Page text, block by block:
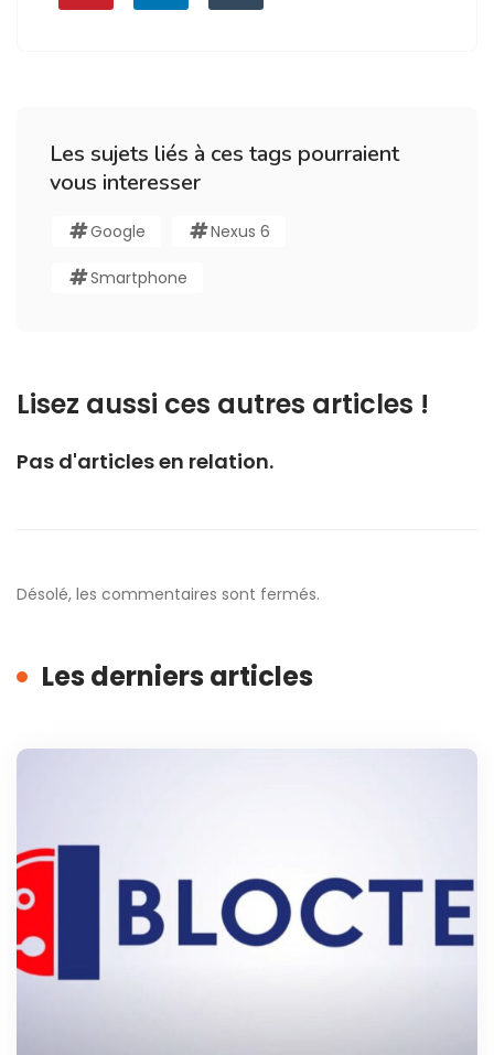
Les sujets liés à ces tags pourraient
vous interesser
Google Nexus 6
Smartphone
Lisez aussi ces autres articles !
Pas d'articles en relation.
Désolé, les commentaires sont fermés.
Les derniers articles